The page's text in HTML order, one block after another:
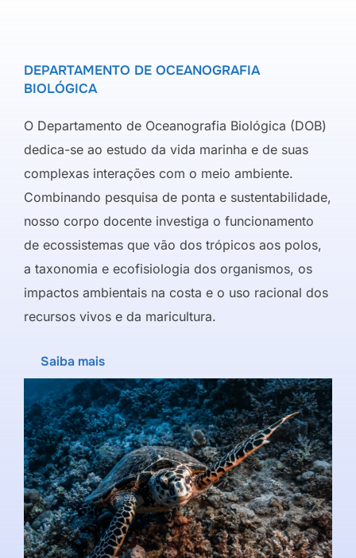
DEPARTAMENTO DE OCEANOGRAFIA
BIOLÓGICA
O Departamento de Oceanografia Biológica (DOB)
dedica-se ao estudo da vida marinha e de suas
complexas interações com o meio ambiente.
Combinando pesquisa de ponta e sustentabilidade,
nosso corpo docente investiga o funcionamento
de ecossistemas que vão dos trópicos aos polos,
a taxonomia e ecofisiologia dos organismos, os
impactos ambientais na costa e o uso racional dos
recursos vivos e da maricultura.
Saiba mais